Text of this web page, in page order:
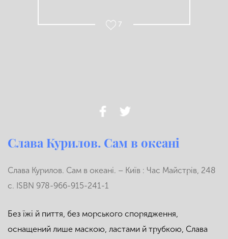
7
Слава Курилов. Сам в океані
Слава Курилов. Сам в океані. – Київ : Час Майстрів, 248
с. ISBN 978-966-915-241-1
Без їжі й пиття, без морського спорядження,
оснащений лише маскою, ластами й трубкою, Слава